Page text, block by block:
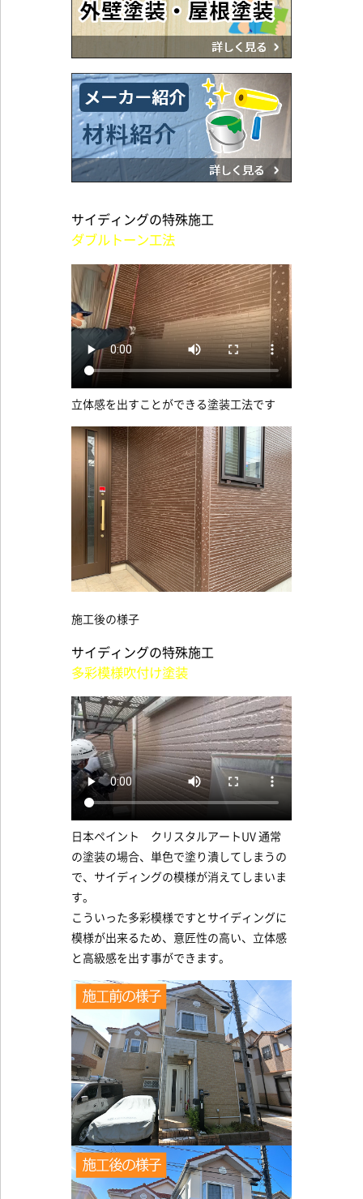
サイディングの特殊施工
ダブルトーン工法
立体感を出すことができる塗装工法です
施工後の様子
サイディングの特殊施工
多彩模様吹付け塗装
日本ペイント クリスタルアートUV 通常
の塗装の場合、単色で塗り潰してしまうの
で、サイディングの模様が消えてしまいま
す。
こういった多彩模様ですとサイディングに
模様が出来るため、意匠性の高い、立体感
と高級感を出す事ができます。